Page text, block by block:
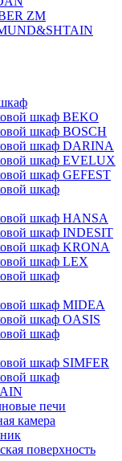
ZM
шкаф BEKO
шкаф BOSCH
шкаф DARINA
шкаф EVELUX
шкаф GEFEST
шкаф
шкаф HANSA
шкаф INDESIT
шкаф KRONA
шкаф LEX
шкаф
шкаф MIDEA
шкаф OASIS
шкаф
шкаф SIMFER
шкаф
печи
камера
поверхность